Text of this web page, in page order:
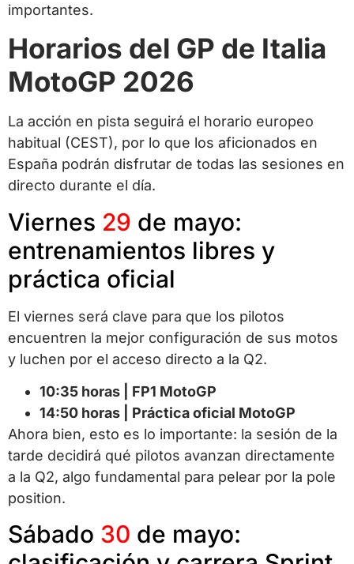
importantes.
Horarios del GP de Italia
MotoGP 2026
La acción en pista seguirá el horario europeo
habitual (CEST), por lo que los aficionados en
España podrán disfrutar de todas las sesiones en
directo durante el día.
Viernes 29 de mayo:
entrenamientos libres y
práctica oficial
El viernes será clave para que los pilotos
encuentren la mejor configuración de sus motos
y luchen por el acceso directo a la Q2.
10:35 horas | FP1 MotoGP
14:50 horas | Práctica oficial MotoGP
Ahora bien, esto es lo importante: la sesión de la
tarde decidirá qué pilotos avanzan directamente
a la Q2, algo fundamental para pelear por la pole
position.
Sábado 30 de mayo: